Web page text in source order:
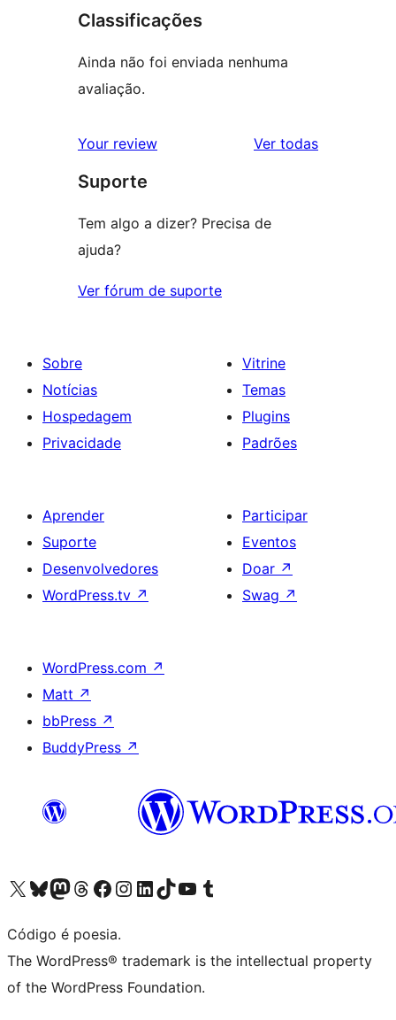
Classificações
Ainda não foi enviada nenhuma
avaliação.
Your review Ver todasavaliações
Suporte
Tem algo a dizer? Precisa de
ajuda?
Ver fórum de suporte
Sobre
Notícias
Hospedagem
Privacidade
Vitrine
Temas
Plugins
Padrões
Aprender
Suporte
Desenvolvedores
WordPress.tv ↗
Participar
Eventos
Doar ↗
Swag ↗
WordPress.com ↗
Matt ↗
bbPress ↗
BuddyPress ↗
Acessar nossa conta do X (antigo Twitter)
Acessar nossa conta do Bluesky
Acessar nossa conta do Mastodon
Acessar nossa conta do Threads
Acessar nossa página do Facebook
Acessar nossa conta do Instagram
Acessar nossa conta do LinkedIn
Acessar nossa conta do TikTok
Acessar nosso canal do YouTube
Acessar nossa conta no Tumblr
Código é poesia.
The WordPress® trademark is the intellectual property
of the WordPress Foundation.